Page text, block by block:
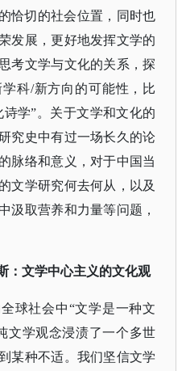
恰切的社会位置，同时也
发展，更好地发挥文学的
考文学与文化的关系，探
学科/新方向的可能性，比
学”。关于文学和文化的
究史中有过一场长久的论
脉络和意义，对于中国当
文学研究何去何从，以及
汲取营养和力量等问题，
：文学中心主义的文化观
球社会中“文学是一种文
文学观念浸渍了一个多世
某种不适。我们坚信文学